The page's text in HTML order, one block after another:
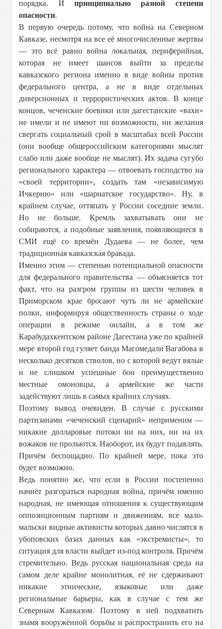
порядка. И принципиально разной степени
опасности.
В первую очередь потому, что война на Северном
Кавказе, несмотря на все её многочисленные жертвы
— это всё равно война локальная, периферийная,
которая не имеет шансов выйти за пределы
кавказского региона именно в виде войны против
федерального центра, а не в виде отдельных
диверсионных и террористических актов. В конце
концов, чеченские боевики или дагестанские «вахи»
не имели и не имеют ни возможности, ни желания
свергать социальный срой в масштабах всей России
(они вообще общероссийским категориями мыслят
слабо или даже вообще не мыслят). Их задача сугубо
регионального характера — отвоевать господство на
«своей территории», создать там «независимую
Ичкерию» или «шариатское государство». Ну, в
крайнем случае, оттяпать у России соседние земли.
Но не больше. Кремль захватывать они не
собираются, а подобные заявления, появляющиеся в
СМИ ещё со времён Дудаева — не более, чем
традиционная кавказская бравада.
Именно этим — степенью потенциальной опасности
для федерального правительства — объясняется тот
факт, что на разгром группы из шести человек в
Приморском крае бросают чуть ли не армейские
полки, информируя общественность страны о ходе
операции в режиме онлайн, а в том же
Карабудахкентском районе Дагестана уже по крайней
мере второй год гуляет банда Магомедали Вагабова в
несколько десятков стволов, но с которой ведут вялые
и не слишком успешные бои преимущественно
местные омоновцы, а армейские же части
задействуют лишь в самых крайних случаях.
Поэтому вывод очевиден. В случае с русскими
партизанами «чеченский сценарий» неприменим —
никакие долларовые потоки ни на них, ни на их
вожаков не прольются. Наоборот, их будут подавлять.
Причём беспощадно. По крайней мере, пока это
будет возможно.
Ведь понятно же, что если в России постепенно
начнёт разгораться народная война, причём именно
народная, не имеющая отношения к существующим
оппозиционным партиям и движениям, все мало-
мальски видные активисты которых давно числятся в
убоповских базах данных как «экстремисты», то
ситуация для власти выйдет из-под контроля. Причём
стремительно. Ведь русская национальная среда на
самом деле крайне монолитная, её не сдерживают
никакие этнические, языковые или даже
региональные барьеры, как в случае с тем же
Северным Кавказом. Поэтому в ней подхватить
знамя вооружённой борьбы и распространить его на